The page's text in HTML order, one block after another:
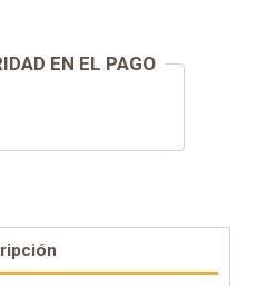
EN EL PAGO